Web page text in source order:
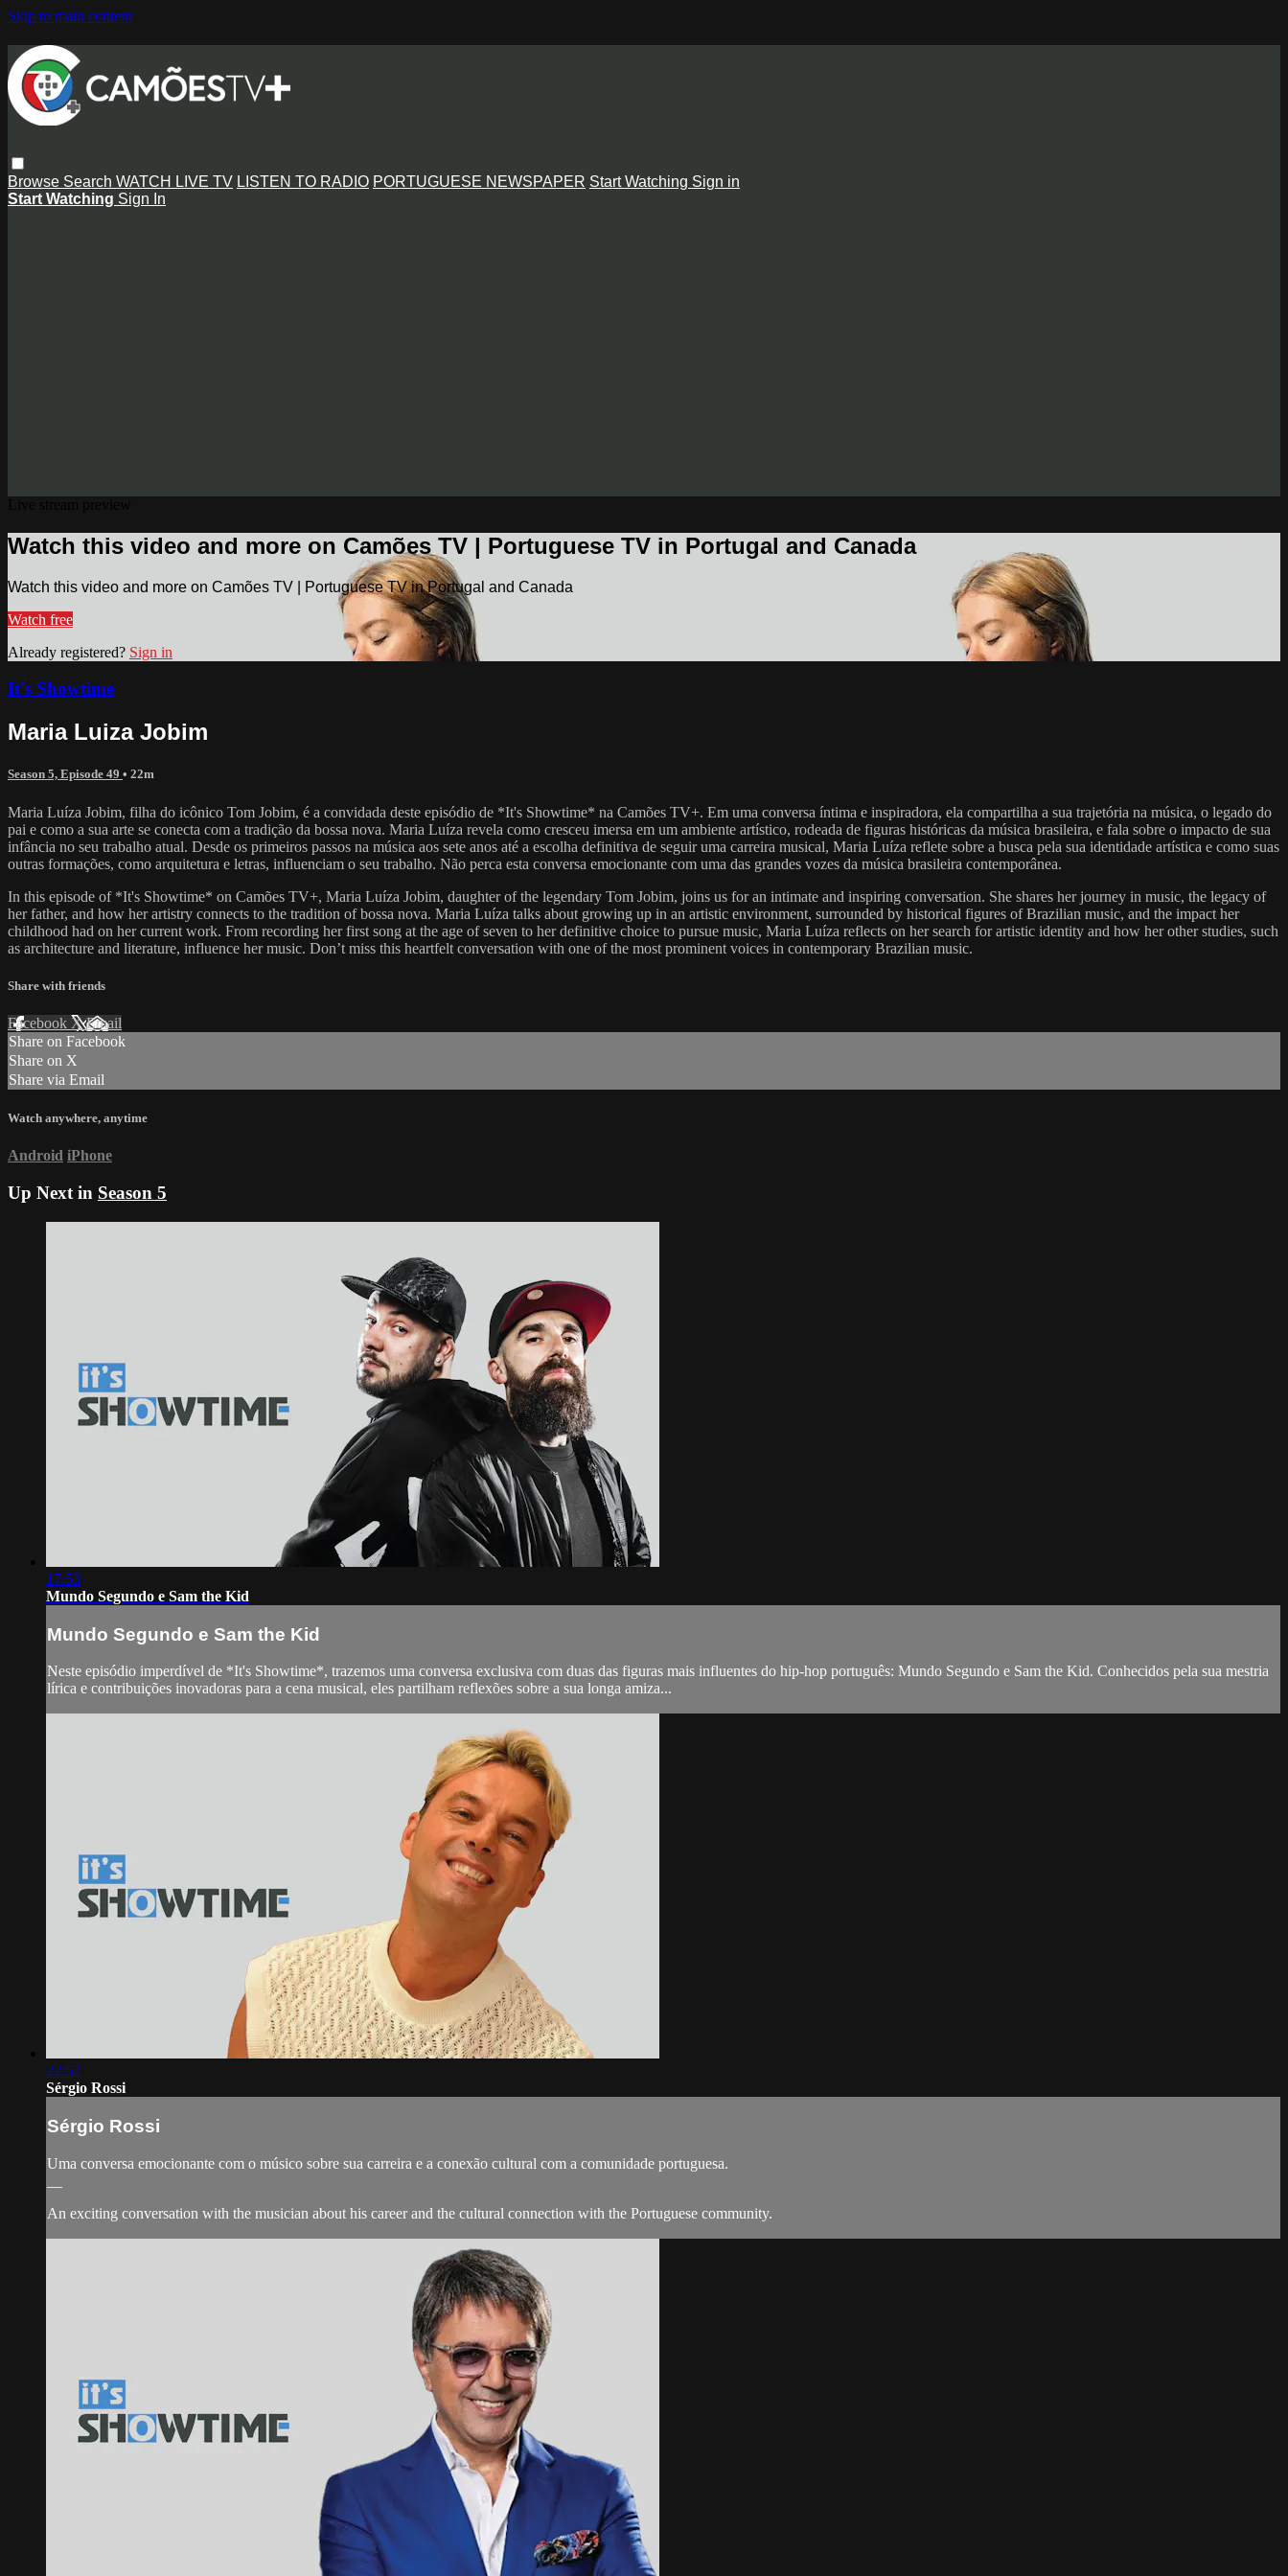
Skip to main content
Browse Search WATCH LIVE TV LISTEN TO RADIO PORTUGUESE NEWSPAPER Start Watching Sign in
Start Watching Sign In
Watch this video and more on Camões TV | Portuguese TV in Portugal and Canada
Watch this video and more on Camões TV | Portuguese TV in Portugal and Canada
Watch free
Already registered? Sign in
It's Showtime
Maria Luiza Jobim
Season 5, Episode 49 • 22m
Maria Luíza Jobim, filha do icônico Tom Jobim, é a convidada deste episódio de *It's Showtime* na Camões TV+. Em uma conversa íntima e inspiradora, ela compartilha a sua trajetória na música, o legado do
pai e como a sua arte se conecta com a tradição da bossa nova. Maria Luíza revela como cresceu imersa em um ambiente artístico, rodeada de figuras históricas da música brasileira, e fala sobre o impacto de sua
infância no seu trabalho atual. Desde os primeiros passos na música aos sete anos até a escolha definitiva de seguir uma carreira musical, Maria Luíza reflete sobre a busca pela sua identidade artística e como suas
outras formações, como arquitetura e letras, influenciam o seu trabalho. Não perca esta conversa emocionante com uma das grandes vozes da música brasileira contemporânea.
In this episode of *It's Showtime* on Camões TV+, Maria Luíza Jobim, daughter of the legendary Tom Jobim, joins us for an intimate and inspiring conversation. She shares her journey in music, the legacy of
her father, and how her artistry connects to the tradition of bossa nova. Maria Luíza talks about growing up in an artistic environment, surrounded by historical figures of Brazilian music, and the impact her
childhood had on her current work. From recording her first song at the age of seven to her definitive choice to pursue music, Maria Luíza reflects on her search for artistic identity and how her other studies, such
as architecture and literature, influence her music. Don’t miss this heartfelt conversation with one of the most prominent voices in contemporary Brazilian music.
Share with friends
Facebook XEmail
Share on Facebook
Share on X
Share via Email
Watch anywhere, anytime
Android iPhone
Up Next in Season 5
17:53
Mundo Segundo e Sam the Kid
Mundo Segundo e Sam the Kid
Neste episódio imperdível de *It's Showtime*, trazemos uma conversa exclusiva com duas das figuras mais influentes do hip-hop português: Mundo Segundo e Sam the Kid. Conhecidos pela sua mestria
lírica e contribuições inovadoras para a cena musical, eles partilham reflexões sobre a sua longa amiza...
22:52
Sérgio Rossi
Sérgio Rossi
Uma conversa emocionante com o músico sobre sua carreira e a conexão cultural com a comunidade portuguesa.
An exciting conversation with the musician about his career and the cultural connection with the Portuguese community.